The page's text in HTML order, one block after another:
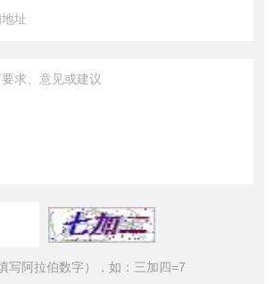
写阿拉伯数字），如：三加四=7